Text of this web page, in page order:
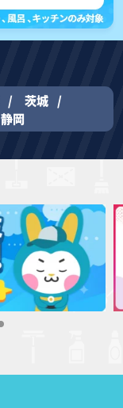
茨城
静岡